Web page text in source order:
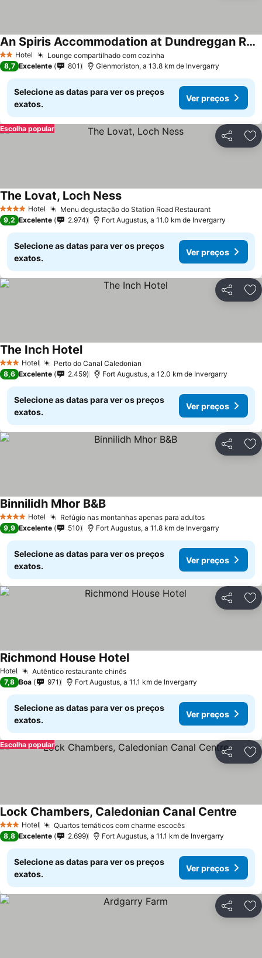
2 Estrelas
Hotel Lounge compartilhado com cozinha
An Spiris Accommodation at Dundreggan Rewilding Centre
Ver preços
8,7 Excelente 801 Glenmoriston, a 13.8 km de Invergarry
Selecione as datas para ver os preços
exatos.
Ver preços
Partilhar
Escolha popular
4 EstrelasHotel Menu degustação do Station Road RestaurantVer preços
The Lovat, Loch NessVer preços
9,2 Excelente 2.974 Fort Augustus, a 11.0 km de Invergarry
Selecione as datas para ver os preços
exatos.
Ver preços
Partilhar
3 EstrelasHotel Perto do Canal Caledonian
The Inch HotelVer preços
8,6 Excelente 2.459 Fort Augustus, a 12.0 km de Invergarry
Selecione as datas para ver os preços
exatos.
Ver preços
Partilhar
4 EstrelasHotel Refúgio nas montanhas apenas para adultosVer preços
Binnilidh Mhor B&BVer preços
9,9 Excelente 510 Fort Augustus, a 11.8 km de Invergarry
Selecione as datas para ver os preços
exatos.
Ver preços
Partilhar
Hotel Autêntico restaurante chinêsVer preços
Richmond House HotelVer preços
7,8 Boa 971 Fort Augustus, a 11.1 km de Invergarry
Selecione as datas para ver os preços
exatos.
Ver preços
Partilhar
Escolha popular
3 EstrelasHotel Quartos temáticos com charme escocêsVer preços
Lock Chambers, Caledonian Canal Centre
8,8 Excelente 2.699 Fort Augustus, a 11.1 km de Invergarry
Selecione as datas para ver os preços
exatos.
Ver preços
Partilhar